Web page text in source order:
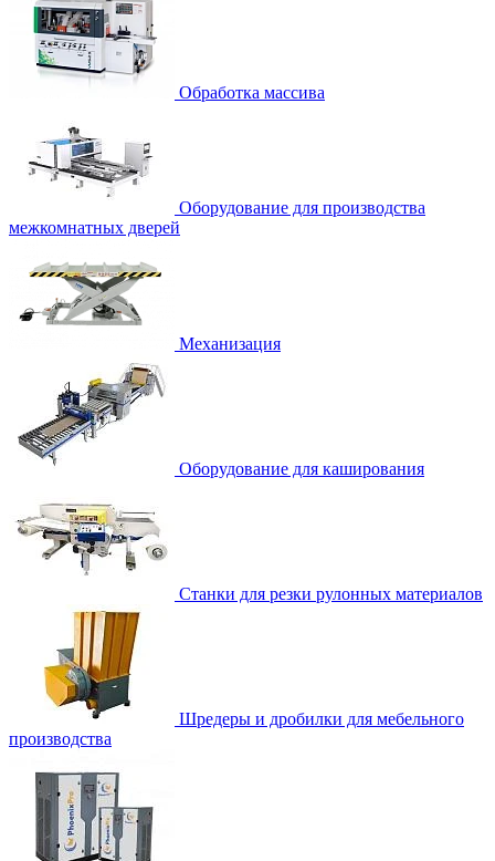
Обработка массива
Оборудование для производства
межкомнатных дверей
Механизация
Оборудование для каширования
Станки для резки рулонных материалов
Шредеры и дробилки для мебельного
производства